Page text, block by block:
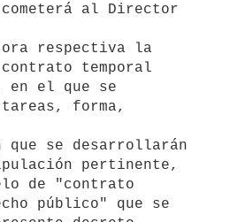
al Director
respectiva la
temporal
en el que se
forma,
que se desarrollarán
pertinente,
de "contrato
público" que se